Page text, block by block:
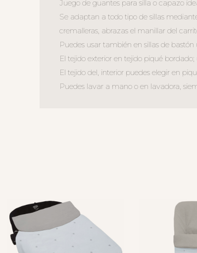
Juego de guantes para silla o capazo
Se adaptan a todo tipo de sillas
cremalleras, abrazas el manillar del
Puedes usar también en sillas de
El tejido exterior en tejido piqué
El tejido del, interior puedes elegir en
Puedes lavar a mano o en lavadora,